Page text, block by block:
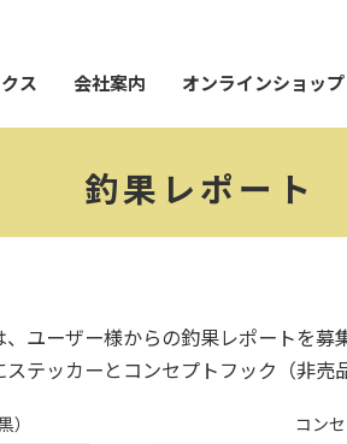
ス 会社案内 オンラインショップ
釣果レポート
ユーザー様からの釣果レポートを募
テッカーとコンセプトフック（非売
コン